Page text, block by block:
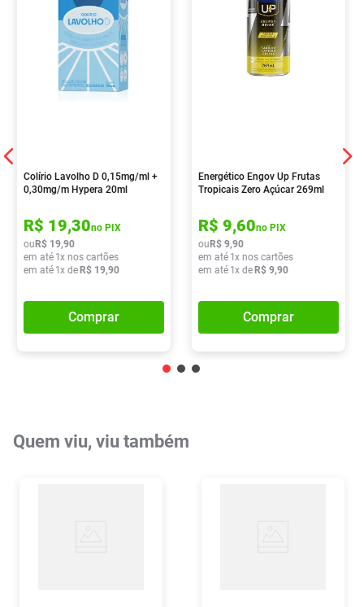
Colírio Lavolho D 0,15mg/ml +
0,30mg/m Hypera 20ml
R$ 19,30no PIX
ou R$ 19,90
em até 1x nos cartões
em até 1x de R$ 19,90
Comprar
Energético Engov Up Frutas
Tropicais Zero Açúcar 269ml
R$ 9,60no PIX
ou R$ 9,90
em até 1x nos cartões
em até 1x de R$ 9,90
Comprar
Quem viu, viu também